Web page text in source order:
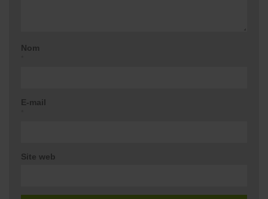
Nom
E-mail
Site web